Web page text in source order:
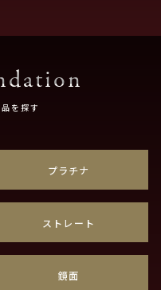
を探す
プラチナ
ストレート
鏡面